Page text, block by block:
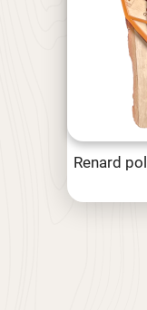
Renard